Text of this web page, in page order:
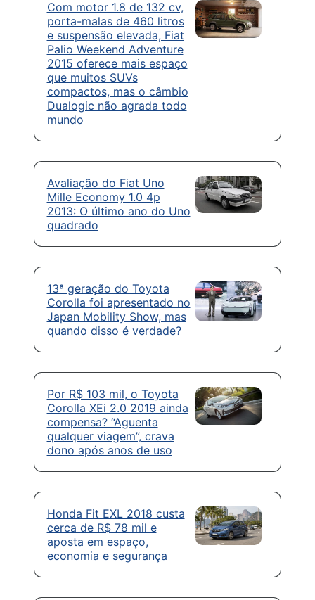
Com motor 1.8 de 132 cv,
porta-malas de 460 litros
e suspensão elevada, Fiat
Palio Weekend Adventure
2015 oferece mais espaço
que muitos SUVs
compactos, mas o câmbio
Dualogic não agrada todo
mundo
Avaliação do Fiat Uno
Mille Economy 1.0 4p
2013: O último ano do Uno
quadrado
13ª geração do Toyota
Corolla foi apresentado no
Japan Mobility Show, mas
quando disso é verdade?
Por R$ 103 mil, o Toyota
Corolla XEi 2.0 2019 ainda
compensa? “Aguenta
qualquer viagem”, crava
dono após anos de uso
Honda Fit EXL 2018 custa
cerca de R$ 78 mil e
aposta em espaço,
economia e segurança